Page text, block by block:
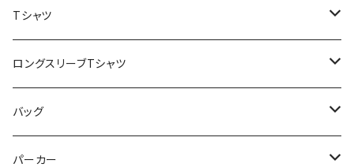
Tシャツ
スポポポポニー
花いろは
Milky✳︎Sphene
ロングスリーブTシャツ
HIGH HIGH BEAM
Milky✳︎Sphene
バッグ
サコッシュ
パーカー